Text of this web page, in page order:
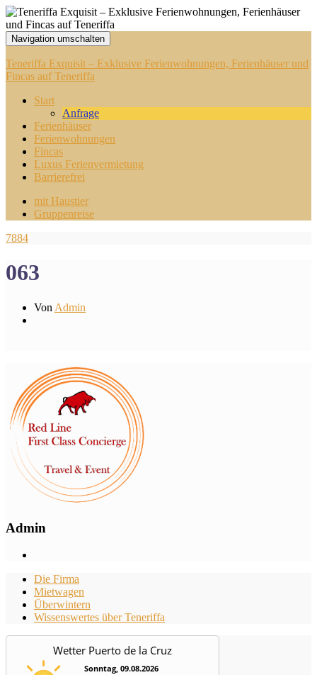
Navigation umschalten
Teneriffa Exquisit – Exklusive Ferienwohnungen, Ferienhäuser und
Fincas auf Teneriffa
Start
Anfrage
Ferienhäuser
Ferienwohnungen
Fincas
Luxus Ferienvermietung
Barrierefrei
mit Haustier
Gruppenreise
7884
063
Von Admin
Admin
Die Firma
Mietwagen
Überwintern
Wissenswertes über Teneriffa
Wetter Puerto de la Cruz
Sonntag, 09.08.2026